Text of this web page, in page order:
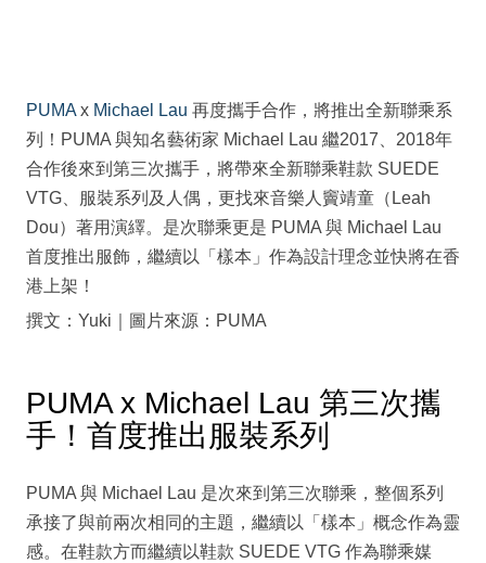
PUMA x Michael Lau 再度攜手合作，將推出全新聯乘系
列！PUMA 與知名藝術家 Michael Lau 繼2017、2018年
合作後來到第三次攜手，將帶來全新聯乘鞋款 SUEDE
VTG、服裝系列及人偶，更找來音樂人竇靖童（Leah
Dou）著用演繹。是次聯乘更是 PUMA 與 Michael Lau
首度推出服飾，繼續以「樣本」作為設計理念並快將在香
港上架！
撰文：Yuki｜圖片來源：PUMA
PUMA x Michael Lau 第三次攜
手！首度推出服裝系列
PUMA 與 Michael Lau 是次來到第三次聯乘，整個系列
承接了與前兩次相同的主題，繼續以「樣本」概念作為靈
感。在鞋款方而繼續以鞋款 SUEDE VTG 作為聯乘媒